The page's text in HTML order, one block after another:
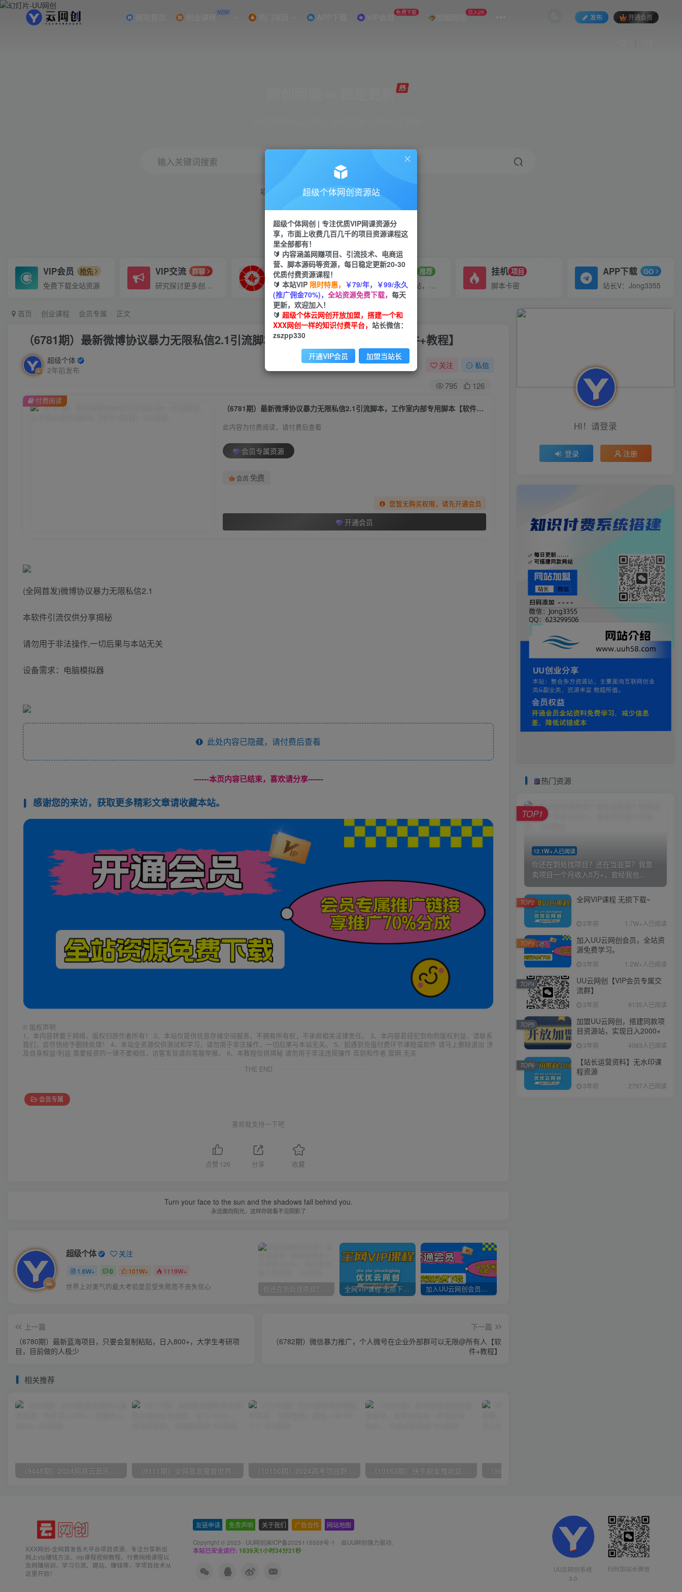
创业课程 NEW 热门项目 APP下载 VIP会员 免费下载 加盟网站 日入2K
发布 开通会员
输入关键词搜索
项目 引流 短视频 小红书
VIP会员 抢先
免费下载全站资源
VIP交流 群聊
研究探讨更多创业项目路子。
VIP推广
70%分佣
会员专属推广链接
招募站长 推荐
搭建同款网站，自己当老板
挂机 项目
脚本卡密
APP下载 GO
站长V：Jong3355
首页 创业课程 会员专属 正文
（6781期）最新微博协议暴力无限私信2.1引流脚本，工作室内部专用脚本【软件+教程】
超级个体
2年前发布
关注 私信
795 126
（6781期）最新微博协议暴力无限私信2.1引流脚本，工作室内部专用脚本【软件+教程】
此内容为付费阅读，请付费后查看
会员专属资源
会员 免费
您暂无购买权限，请先开通会员
开通会员
付费阅读
(全网首发)微博协议暴力无限私信2.1
本软件引流仅供分享揭秘
请勿用于非法操作,一切后果与本站无关
设备需求：电脑模拟器
此处内容已隐藏，请付费后查看
------本页内容已结束，喜欢请分享------
感谢您的来访，获取更多精彩文章请收藏本站。
© 版权声明
1、本内容转载于网络，版权归原作者所有！ 2、本站仅提供信息存储空间服务，不拥有所有权，不承担相关法律责任。 3、本内容若侵犯到你的版权利益，请联系
我们，会尽快给予删除处理！ 4、本站全资源仅供测试和学习，请勿用于非法操作，一切后果与本站无关。 5、如遇到充值付费环节课程或软件 请马上删除退出 涉
及自身权益/利益 需要投资的一律不要相信，访客发现请向客服举报。 6、本教程仅供揭秘 请勿用于非法违规操作 否则和作者 官网 无关
THE END
会员专属
喜欢就支持一下吧
点赞 126 分享 收藏
Turn your face to the sun and the shadows fall behind you.
永远面向阳光，这样你就看不见阴影了
超级个体 关注
1.6W+ 0 101W+ 1119W+
世界上对勇气的最大考验是忍受失败而不丧失信心 你还在到处找项目？还在当韭菜？我靠卖项目一个月收入5万+，曾经我也是个失败者。 全网VIP课程 无损下载~ 加入UU云网创会员，全站资源免费学习。
上一篇
（6780期）最新蓝海项目，只要会复制粘贴，日入800+，大学生考研项
目，目前做的人极少
下一篇
（6782期）微信暴力推广，个人微号在企业外部群可以无限@所有人【软
件+教程】
相关推荐
（9448期）2024网易云音乐人挂机项目，单机日入150+，无脑月入5000+ （9111期）全网首发魔兽世界美服全自动打金搬砖，日入1000+，简单好操作，保姆级教学 （10150期）2024高考项目野路子玩法，无限裂变，最高一天1W＋！ （10163期）快手掘金撸收益最新技术，高收益玩法，单日变现500+，小白必备项目
HI！请登录
登录 注册
热门资源
12.1W+人已阅读
你还在到处找项目？还在当韭菜？我靠
卖项目一个月收入5万+，曾经我也...
TOP1
全网VIP课程 无损下载~
2年前 1.7W+人已阅读
TOP2
加入UU云网创会员，全站资
源免费学习。
3年前 1.2W+人已阅读
TOP3
UU云网创【VIP会员专属交
流群】
3年前 9135人已阅读
TOP4
加盟UU云网创，搭建同款项
目资源站，实现日入2000+
3年前 4083人已阅读
TOP5
【站长运营资料】无水印课
程资源
3年前 2797人已阅读
TOP6
XXX网创-全网首发各大平台项目资源、专注分享新出
网上vip赚钱方法、vip课程视频教程、付费网络课程以
及网赚培训，学习引流、建站、赚钱等，学项目技术从
这里开始！
友链申请 免责声明 关于我们 广告合作 网站地图
Copyright © 2023 · UU网创闽ICP备2025115559号-1 · 由UU网创强力驱动.
本站已安全运行: 1639天1小时34分22秒
UU云网创系统
3.0
扫码加站长微信
超级个体网创资源站
超级个体网创 | 专注优质VIP网课资源分
享，市面上收费几百几千的项目资源课程这
里全部都有！
🔰 内容涵盖网赚项目、引流技术、电商运
营、脚本源码等资源，每日稳定更新20-30
优质付费资源课程！
🔰 本站VIP 限时特惠， ￥79/年，￥99/永久
(推广佣金70%)， 全站资源免费下载， 每天
更新，欢迎加入！
🔰 超级个体云网创开放加盟，搭建一个和
XXX网创一样的知识付费平台， 站长微信：
zszpp330
开通VIP会员 加盟当站长